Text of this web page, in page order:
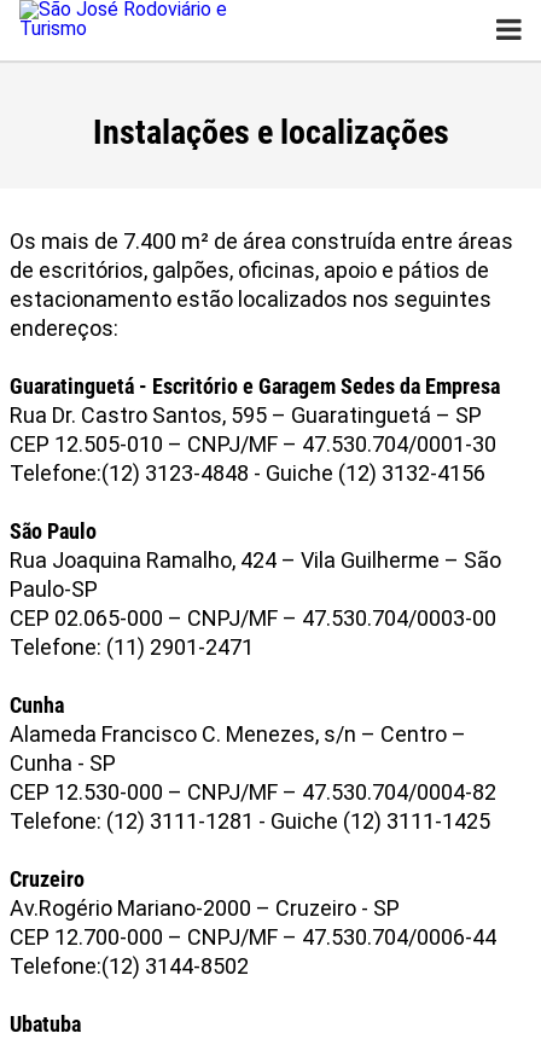
Instalações e localizações
Os mais de 7.400 m² de área construída entre áreas
de escritórios, galpões, oficinas, apoio e pátios de
estacionamento estão localizados nos seguintes
endereços:
Guaratinguetá - Escritório e Garagem Sedes da Empresa
Rua Dr. Castro Santos, 595 – Guaratinguetá – SP
CEP 12.505-010 – CNPJ/MF – 47.530.704/0001-30
Telefone:(12) 3123-4848 - Guiche (12) 3132-4156
São Paulo
Rua Joaquina Ramalho, 424 – Vila Guilherme – São
Paulo-SP
CEP 02.065-000 – CNPJ/MF – 47.530.704/0003-00
Telefone: (11) 2901-2471
Cunha
Alameda Francisco C. Menezes, s/n – Centro –
Cunha - SP
CEP 12.530-000 – CNPJ/MF – 47.530.704/0004-82
Telefone: (12) 3111-1281 - Guiche (12) 3111-1425
Cruzeiro
Av.Rogério Mariano-2000 – Cruzeiro - SP
CEP 12.700-000 – CNPJ/MF – 47.530.704/0006-44
Telefone:(12) 3144-8502
Ubatuba